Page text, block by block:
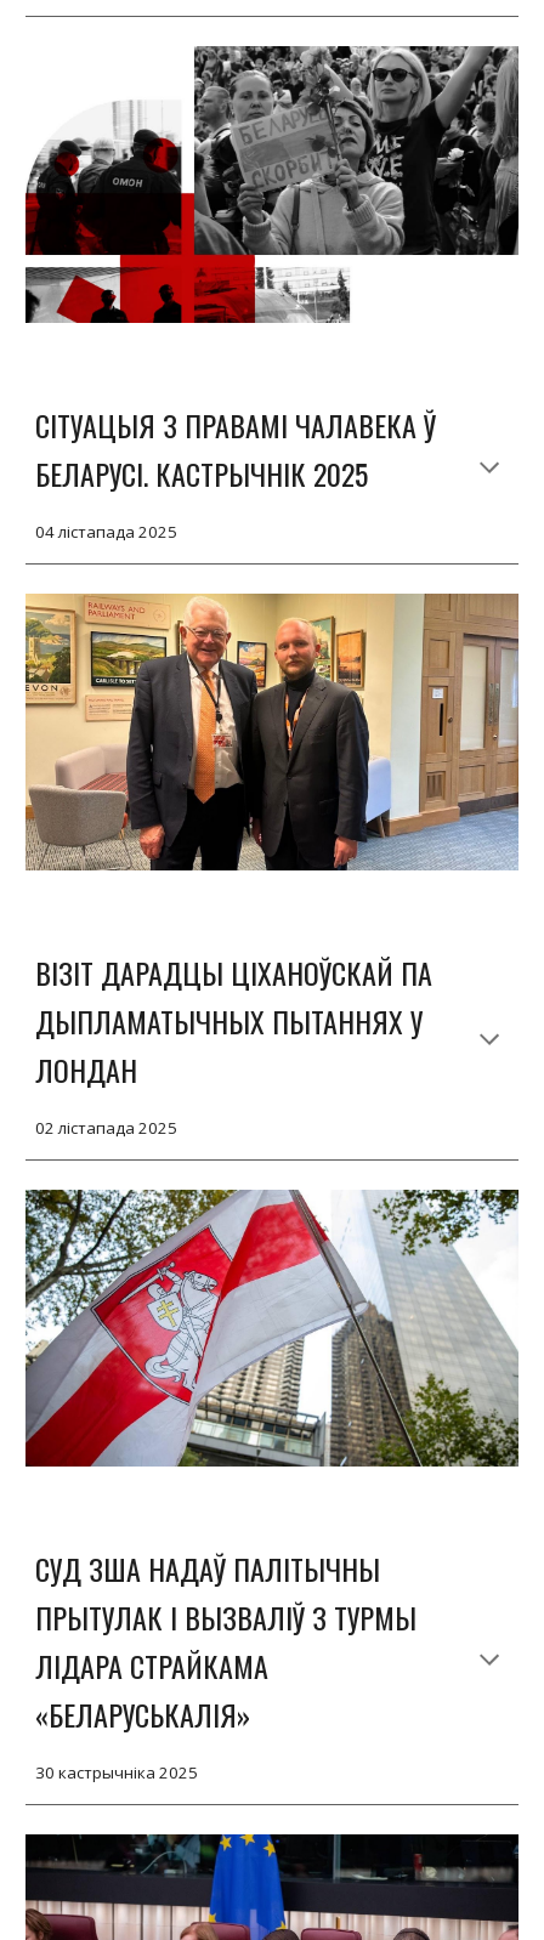
СІТУАЦЫЯ З ПРАВАМІ ЧАЛАВЕКА Ў
БЕЛАРУСІ. КАСТРЫЧНІК 2025
04лістапада 2025
ВІЗІТ ДАРАДЦЫ ЦІХАНОЎСКАЙ ПА
ДЫПЛАМАТЫЧНЫХ ПЫТАННЯХ У
ЛОНДАН
02 лістапада 2025
СУД ЗША НАДАЎ ПАЛІТЫЧНЫ
ПРЫТУЛАК І ВЫЗВАЛІЎ З ТУРМЫ
ЛІДАРА СТРАЙКАМА
«БЕЛАРУСЬКАЛІЯ»
30 кастрычніка 2025